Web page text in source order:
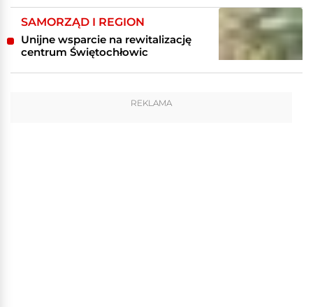
SAMORZĄD I REGION
Unijne wsparcie na rewitalizację
centrum Świętochłowic
REKLAMA